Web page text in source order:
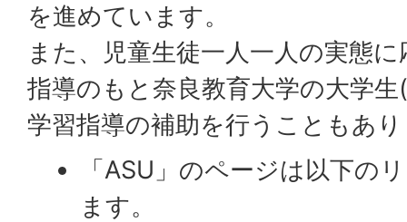
を進めています。
また、児童生徒一人一人の実態
指導のもと奈良教育大学の大学
学習指導の補助を行うこともあ
「ASU」のページは以下の
ます。